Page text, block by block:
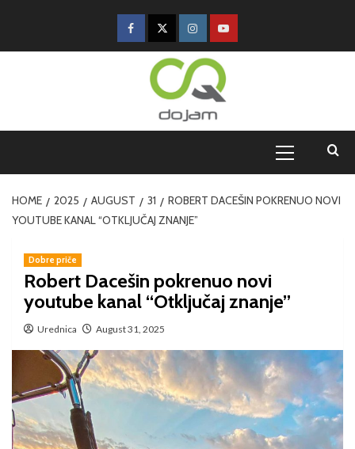
HOME 2025 AUGUST 31
ROBERT DACEŠIN POKRENUO NOVI
YOUTUBE KANAL “OTKLJUČAJ ZNANJE”
Dobre priče
Robert Dacešin pokrenuo novi
youtube kanal “Otključaj znanje”
Urednica August 31, 2025